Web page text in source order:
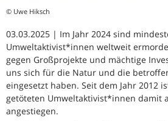
© Uwe Hiksch
03.03.2025 | Im Jahr 2024 sind
Umweltaktivist*innen weltweit
gegen Großprojekte und mächtige
uns sich für die Natur und die
eingesetzt haben. Seit dem Jahr 2012
getöteten Umweltaktivist*innen damit
angestiegen.